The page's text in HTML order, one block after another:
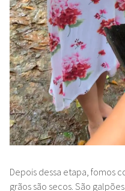
Depois dessa etapa, fomos
grãos são secos. São